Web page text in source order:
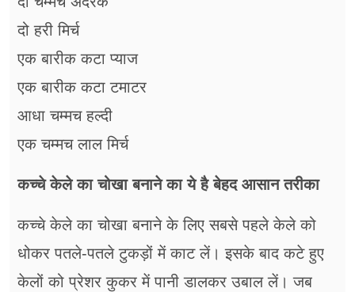
दो हरी मिर्च
एक बारीक कटा प्याज
एक बारीक कटा टमाटर
आधा चम्मच हल्दी
एक चम्मच लाल मिर्च
कच्चे केले का चोखा बनाने का ये है बेहद आसान तरीका
कच्चे केले का चोखा बनाने के लिए सबसे पहले केले को
धोकर पतले-पतले टुकड़ों में काट लें। इसके बाद कटे हुए
केलों को प्रेशर कुकर में पानी डालकर उबाल लें। जब